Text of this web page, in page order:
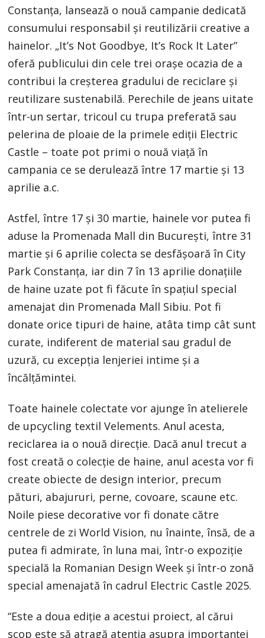
Constanța, lansează o nouă campanie dedicată
consumului responsabil și reutilizării creative a
hainelor. „It’s Not Goodbye, It’s Rock It Later”
oferă publicului din cele trei orașe ocazia de a
contribui la creșterea gradului de reciclare și
reutilizare sustenabilă. Perechile de jeans uitate
într-un sertar, tricoul cu trupa preferată sau
pelerina de ploaie de la primele ediții Electric
Castle – toate pot primi o nouă viață în
campania ce se derulează între 17 martie și 13
aprilie a.c.
Astfel, între 17 și 30 martie, hainele vor putea fi
aduse la Promenada Mall din București, între 31
martie și 6 aprilie colecta se desfășoară în City
Park Constanța, iar din 7 în 13 aprilie donațiile
de haine uzate pot fi făcute în spațiul special
amenajat din Promenada Mall Sibiu. Pot fi
donate orice tipuri de haine, atâta timp cât sunt
curate, indiferent de material sau gradul de
uzură, cu excepția lenjeriei intime și a
încălțămintei.
Toate hainele colectate vor ajunge în atelierele
de upcycling textil Velements. Anul acesta,
reciclarea ia o nouă direcție. Dacă anul trecut a
fost creată o colecție de haine, anul acesta vor fi
create obiecte de design interior, precum
pături, abajururi, perne, covoare, scaune etc.
Noile piese decorative vor fi donate către
centrele de zi World Vision, nu înainte, însă, de a
putea fi admirate, în luna mai, într-o expoziție
specială la Romanian Design Week și într-o zonă
special amenajată în cadrul Electric Castle 2025.
“Este a doua ediție a acestui proiect, al cărui
scop este să atragă atenția asupra importanței